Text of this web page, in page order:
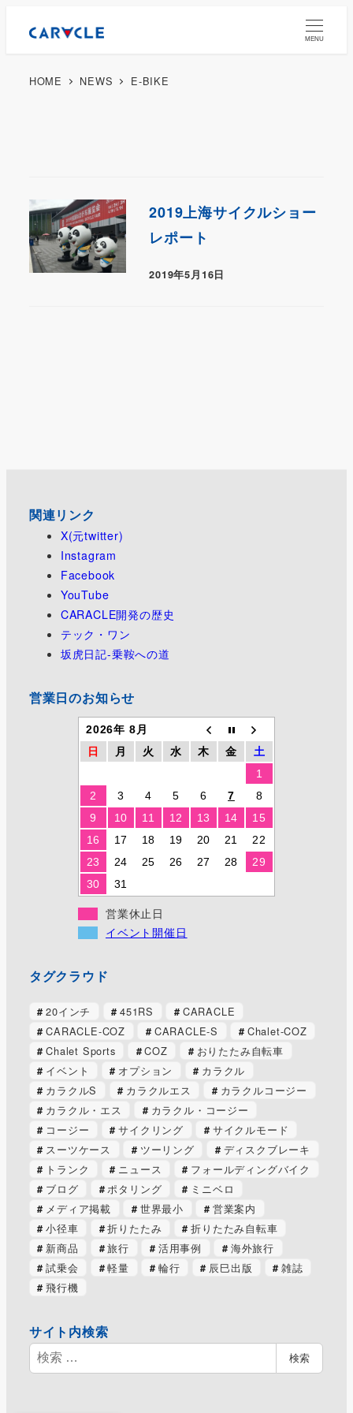
MENU
HOME NEWS E-BIKE
2019上海サイクルショー
レポート
2019年5月16日
関連リンク
X(元twitter)
Instagram
Facebook
YouTube
CARACLE開発の歴史
テック・ワン
坂虎日記-乗鞍への道
営業日のお知らせ
2026年 8月
日
月 火 水 木 金
土
1
2
3 4 5 6 7
8
9
10 11 12 13 14
15
16
17 18 19 20 21
22
23
24 25 26 27 28
29
30
31
営業休止日
イベント開催日
タグクラウド
20インチ 451RS
CARACLE
CARACLE-COZ
CARACLE-S
Chalet-COZ
Chalet Sports
COZ
おりたたみ自転車
イベント
オプション
カラクル
カラクルS
カラクルエス
カラクルコージー
カラクル・エス
カラクル・コージー
コージー
サイクリング
サイクルモード
スーツケース
ツーリング
ディスクブレーキ
トランク
ニュース
フォールディングバイク
ブログ
ポタリング
ミニベロ
メディア掲載
世界最小
営業案内
小径車
折りたたみ
折りたたみ自転車
新商品
旅行 活用事例
海外旅行
試乗会
軽量 輪行 辰巳出版
雑誌
飛行機
サイト内検索
検
索
検索